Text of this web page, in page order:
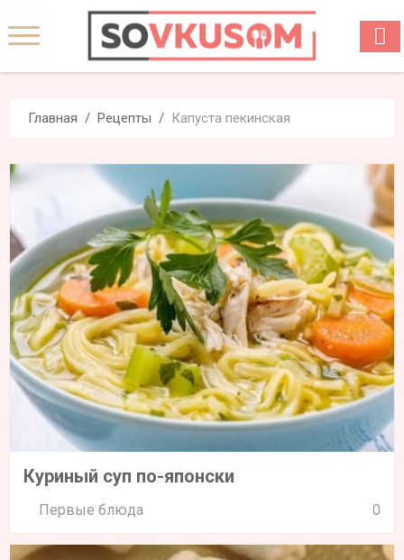
Главная Рецепты Капуста пекинская
Куриный суп по-японски
Первые блюда 0